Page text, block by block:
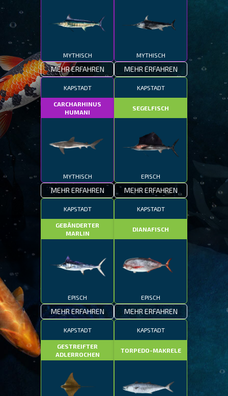
MYTHISCH
MEHR ERFAHREN
MYTHISCH
MEHR ERFAHREN
KAPSTADT
CARCHARHINUS
HUMANI
MYTHISCH
MEHR ERFAHREN
KAPSTADT
SEGELFISCH
EPISCH
MEHR ERFAHREN
KAPSTADT
GEBÄNDERTER
MARLIN
EPISCH
MEHR ERFAHREN
KAPSTADT
DIANAFISCH
EPISCH
MEHR ERFAHREN
KAPSTADT
GESTREIFTER
ADLERROCHEN
KAPSTADT
TORPEDO-MAKRELE